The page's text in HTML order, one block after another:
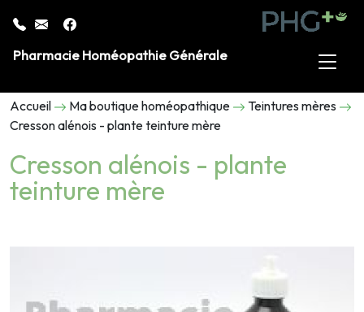
Pharmacie Homéopathie Générale
Accueil Ma boutique homéopathique
Teintures mères
Cresson alénois - plante teinture mère
Cresson alénois - plante
teinture mère